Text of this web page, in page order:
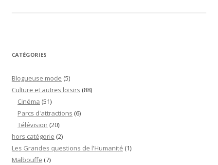
CATÉGORIES
Blogueuse mode (5)
Culture et autres loisirs (88)
Cinéma (51)
Parcs d'attractions (6)
Télévision (20)
hors catégorie (2)
Les Grandes questions de l'Humanité (1)
Malbouffe (7)